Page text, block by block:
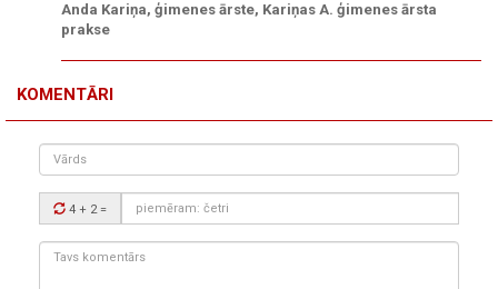
Anda Kariņa, ģimenes ārste, Kariņas A. ģimenes ārsta
prakse
KOMENTĀRI
Vārds
Drošības
kods:
4 + 2=
Tavs